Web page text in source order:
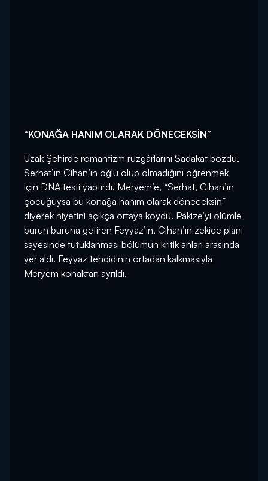
“KONAĞA HANIM OLARAK DÖNECEKSİN”
Uzak Şehirde romantizm rüzgârlarını Sadakat bozdu.
Serhat’ın Cihan’ın oğlu olup olmadığını öğrenmek
için DNA testi yaptırdı. Meryem’e, “Serhat, Cihan’ın
çocuğuysa bu konağa hanım olarak döneceksin”
diyerek niyetini açıkça ortaya koydu. Pakize’yi ölümle
burun buruna getiren Feyyaz’ın, Cihan’ın zekice planı
sayesinde tutuklanması bölümün kritik anları arasında
yer aldı. Feyyaz tehdidinin ortadan kalkmasıyla
Meryem konaktan ayrıldı.